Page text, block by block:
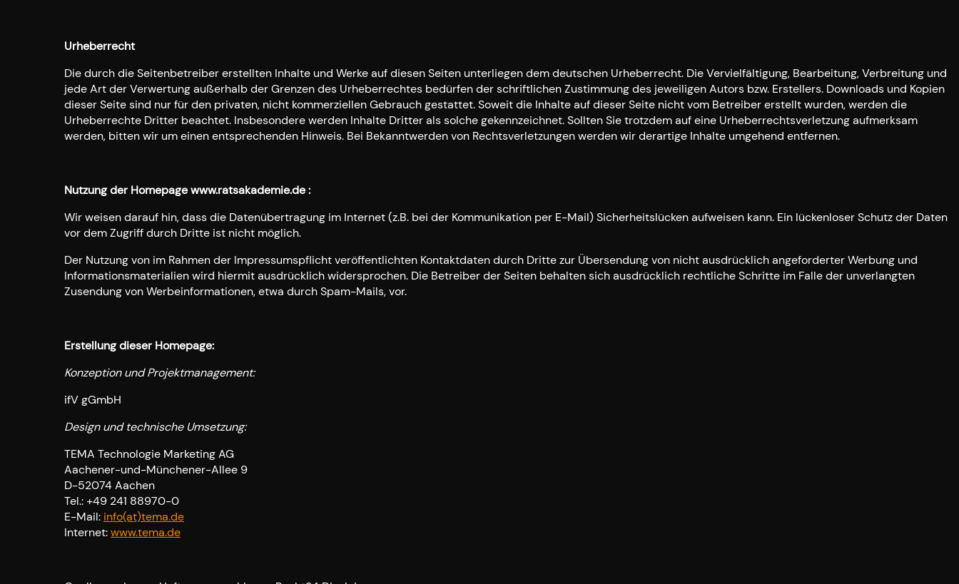
Urheberrecht
Die durch die Seitenbetreiber erstellten Inhalte und Werke auf diesen Seiten unterliegen dem deutschen Urheberrecht. Die Vervielfältigung, Bearbeitung, Verbreitung und
jede Art der Verwertung außerhalb der Grenzen des Urheberrechtes bedürfen der schriftlichen Zustimmung des jeweiligen Autors bzw. Erstellers. Downloads und Kopien
dieser Seite sind nur für den privaten, nicht kommerziellen Gebrauch gestattet. Soweit die Inhalte auf dieser Seite nicht vom Betreiber erstellt wurden, werden die
Urheberrechte Dritter beachtet. Insbesondere werden Inhalte Dritter als solche gekennzeichnet. Sollten Sie trotzdem auf eine Urheberrechtsverletzung aufmerksam
werden, bitten wir um einen entsprechenden Hinweis. Bei Bekanntwerden von Rechtsverletzungen werden wir derartige Inhalte umgehend entfernen.
Nutzung der Homepage www.ratsakademie.de :
Wir weisen darauf hin, dass die Datenübertragung im Internet (z.B. bei der Kommunikation per E-Mail) Sicherheitslücken aufweisen kann. Ein lückenloser Schutz der Daten
vor dem Zugriff durch Dritte ist nicht möglich.
Der Nutzung von im Rahmen der Impressumspflicht veröffentlichten Kontaktdaten durch Dritte zur Übersendung von nicht ausdrücklich angeforderter Werbung und
Informationsmaterialien wird hiermit ausdrücklich widersprochen. Die Betreiber der Seiten behalten sich ausdrücklich rechtliche Schritte im Falle der unverlangten
Zusendung von Werbeinformationen, etwa durch Spam-Mails, vor.
Erstellung dieser Homepage:
Konzeption und Projektmanagement:
ifV gGmbH
Design und technische Umsetzung:
TEMA Technologie Marketing AG
Aachener-und-Münchener-Allee 9
D-52074 Aachen
Tel.: +49 241 88970-0
E-Mail: info(at)tema.de
Internet:www.tema.de